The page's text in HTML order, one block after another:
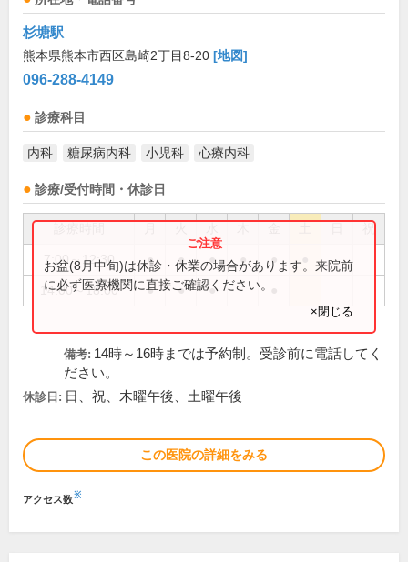
杉塘駅
熊本県熊本市西区島崎2丁目8-20 [地図]
096-288-4149
診療科目
内科 糖尿病内科 小児科 心療内科
診療/受付時間・休診日
祝
7:00～12:30 ● ● ● ● ●
14:00～18:00 ● ● ●
お盆(8月中旬)は休診・休業の場合があります。来院前
に必ず医療機関に直接ご確認ください。
×閉じる
備考: 14時～16時までは予約制。受診前に電話してく
ださい。
休診日: 日、祝、木曜午後、土曜午後
この医院の詳細をみる
アクセス数※